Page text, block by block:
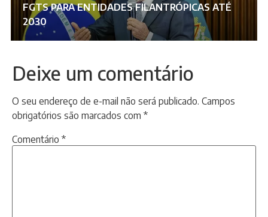
FGTS PARA ENTIDADES FILANTRÓPICAS ATÉ
2030
Deixe um comentário
O seu endereço de e-mail não será publicado. Campos
obrigatórios são marcados com *
Comentário *